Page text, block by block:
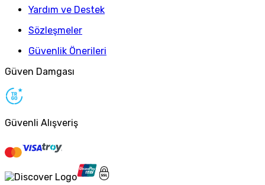
Yardım ve Destek
Sözleşmeler
Güvenlik Önerileri
Güven Damgası
Güvenli Alışveriş